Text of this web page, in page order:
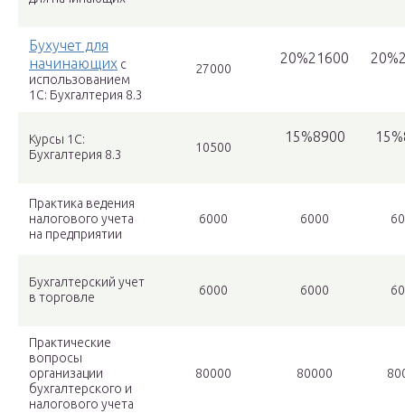
Бухучет для
начинающих с
использованием
1С: Бухгалтерия 8.3
27000
20%21600
Курсы 1С:
Бухгалтерия 8.3
10500
15%8900
Практика ведения
налогового учета
на предприятии
6000 6000
Бухгалтерский учет
в торговле
6000 6000
Практические
вопросы
организации
бухгалтерского и
налогового учета
80000 80000